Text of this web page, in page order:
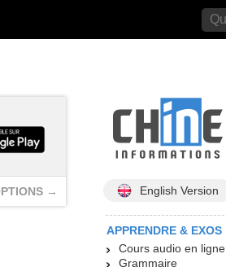
→ English Version
APPRENDRE & EXOS
Cours audio en ligne
Grammaire